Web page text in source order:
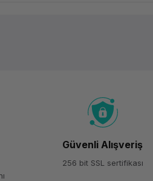
Güvenli Alışveriş
256 bit SSL sertifikası